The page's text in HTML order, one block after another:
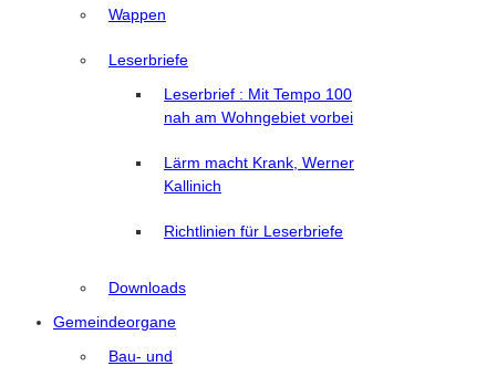
Wappen
Leserbriefe
Leserbrief : Mit Tempo 100
nah am Wohngebiet vorbei
Lärm macht Krank, Werner
Kallinich
Richtlinien für Leserbriefe
Downloads
Gemeindeorgane
Bau- und